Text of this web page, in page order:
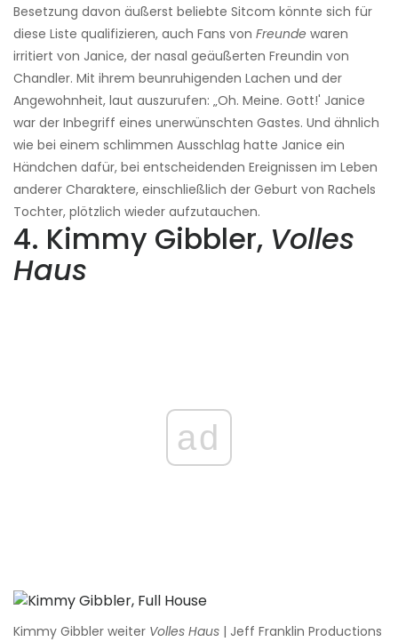
Besetzung davon äußerst beliebte Sitcom könnte sich für
diese Liste qualifizieren, auch Fans von Freunde waren
irritiert von Janice, der nasal geäußerten Freundin von
Chandler. Mit ihrem beunruhigenden Lachen und der
Angewohnheit, laut auszurufen: „Oh. Meine. Gott!' Janice
war der Inbegriff eines unerwünschten Gastes. Und ähnlich
wie bei einem schlimmen Ausschlag hatte Janice ein
Händchen dafür, bei entscheidenden Ereignissen im Leben
anderer Charaktere, einschließlich der Geburt von Rachels
Tochter, plötzlich wieder aufzutauchen.
4. Kimmy Gibbler, Volles
Haus
ad
Kimmy Gibbler weiter Volles Haus | Jeff Franklin Productions